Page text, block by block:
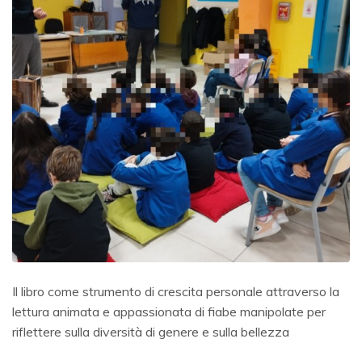
Il libro come strumento di crescita personale attraverso la
lettura animata e appassionata di fiabe manipolate per
riflettere sulla diversità di genere e sulla bellezza